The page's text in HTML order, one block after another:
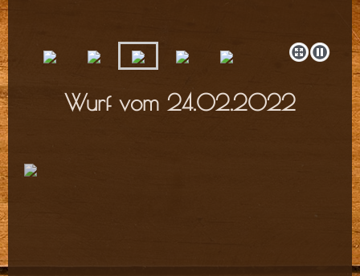
Wurf vom 24.02.2022